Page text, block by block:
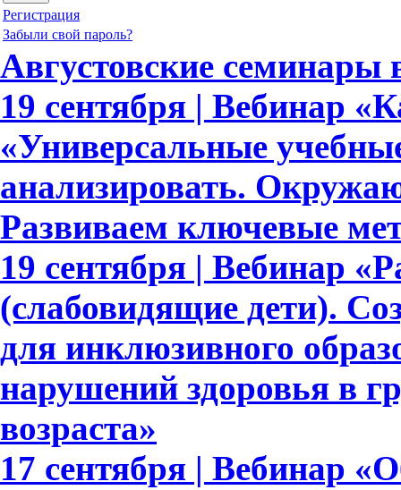
Регистрация
Забыли свой пароль?
Августовские
19 сентября | Вебинар
«Универсальные
анализировать.
Развиваем ключевые
19 сентября | Вебинар
(слабовидящие дети).
для инклюзивного
нарушений здоровья в
возраста»
17 сентября | Вебинар